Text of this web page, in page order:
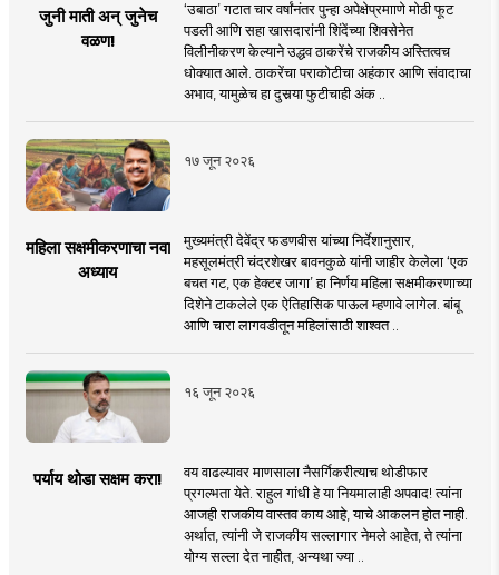
जुनी माती अन् जुनेच
वळण!
‘उबाठा’ गटात चार वर्षांनंतर पुन्हा अपेक्षेप्रमााणे मोठी फूट
पडली आणि सहा खासदारांनी शिंदेंच्या शिवसेनेत
विलीनीकरण केल्याने उद्धव ठाकरेंचे राजकीय अस्तित्वच
धोक्यात आले. ठाकरेंचा पराकोटीचा अहंकार आणि संवादाचा
अभाव, यामुळेच हा दुसर्‍या फुटीचाही अंक ..
१७ जून २०२६
महिला सक्षमीकरणाचा नवा
अध्याय
मुख्यमंत्री देवेंद्र फडणवीस यांच्या निर्देशानुसार,
महसूलमंत्री चंद्रशेखर बावनकुळे यांनी जाहीर केलेला ‘एक
बचत गट, एक हेक्टर जागा’ हा निर्णय महिला सक्षमीकरणाच्या
दिशेने टाकलेले एक ऐतिहासिक पाऊल म्हणावे लागेल. बांबू
आणि चारा लागवडीतून महिलांसाठी शाश्वत ..
१६ जून २०२६
पर्याय थोडा सक्षम करा!
वय वाढल्यावर माणसाला नैसर्गिकरीत्याच थोडीफार
प्रगल्भता येते. राहुल गांधी हे या नियमालाही अपवाद! त्यांना
आजही राजकीय वास्तव काय आहे, याचे आकलन होत नाही.
अर्थात, त्यांनी जे राजकीय सल्लागार नेमले आहेत, ते त्यांना
योग्य सल्ला देत नाहीत, अन्यथा ज्या ..